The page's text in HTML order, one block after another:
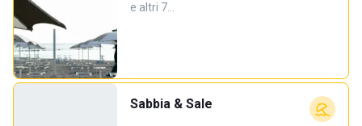
e altri 7…
Sabbia & Sale